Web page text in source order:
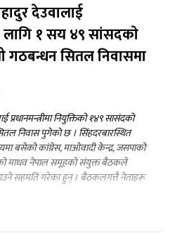
देउवालाई
लागि १ सय ४९ सांसदकाे
गठबन्धन सितल निवासमा
नियुक्तिको १४९ सासंदकाे
निवास पुगेकाे छ । सिंहदरबारस्थित
बसेको कांग्रेस, माओवादी केन्द्र, जसपाको
माधव नेपाल समूहको संयुक्त बैठकले
सहमति गरेका हुन् । बैठकलगत्तै नेताहरू